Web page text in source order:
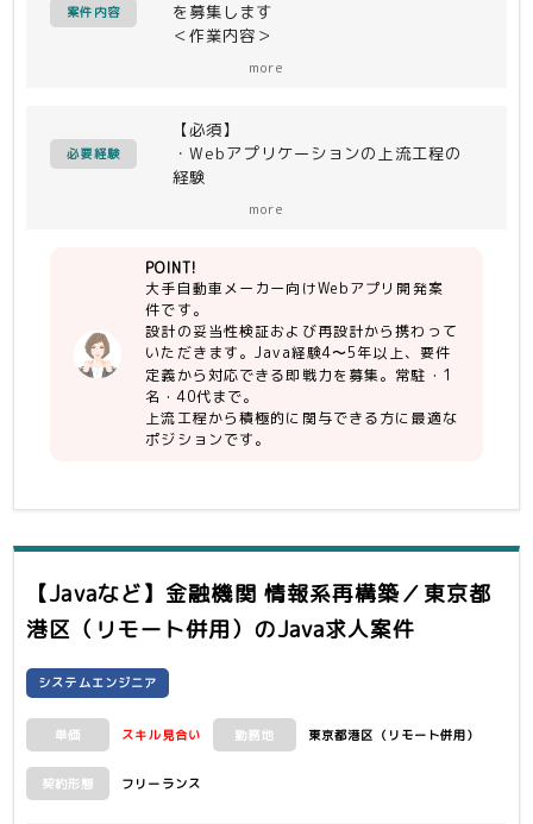
案件内容
を募集します
＜作業内容＞
more
必要経験
【必須】
・Webアプリケーションの上流工程の
経験
・勤怠、コミュニケーション面問題ない
方
・待ちの姿勢ではなく能動的に作業が出
来る方
more
POINT!
大手自動車メーカー向けWebアプリ開発案
件です。
設計の妥当性検証および再設計から携わって
いただきます。Java経験4〜5年以上、要件
定義から対応できる即戦力を募集。常駐・1
名・40代まで。
上流工程から積極的に関与できる方に最適な
ポジションです。
【Javaなど】金融機関 情報系再構築／東京都
港区（リモート併用） のJava求人案件
システムエンジニア
単価 スキル見合い 勤務地 東京都港区（リモート併用）
契約形態 フリーランス